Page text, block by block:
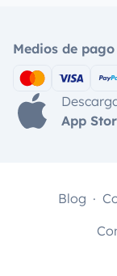
Medios de
App
Blog